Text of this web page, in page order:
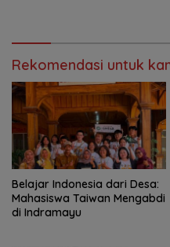
Rekomendasi untuk
Belajar Indonesia dari Desa:
Mahasiswa Taiwan Mengabdi
di Indramayu